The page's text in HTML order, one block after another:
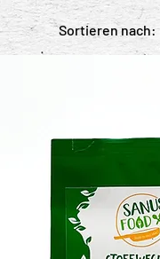
Sortieren nach: